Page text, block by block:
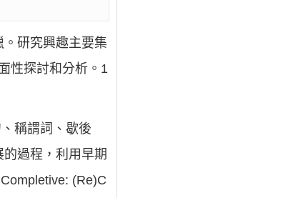
研究興趣主要集
性探討和分析。1
稱謂詞、歇後
過程，利用早期
(Re)C